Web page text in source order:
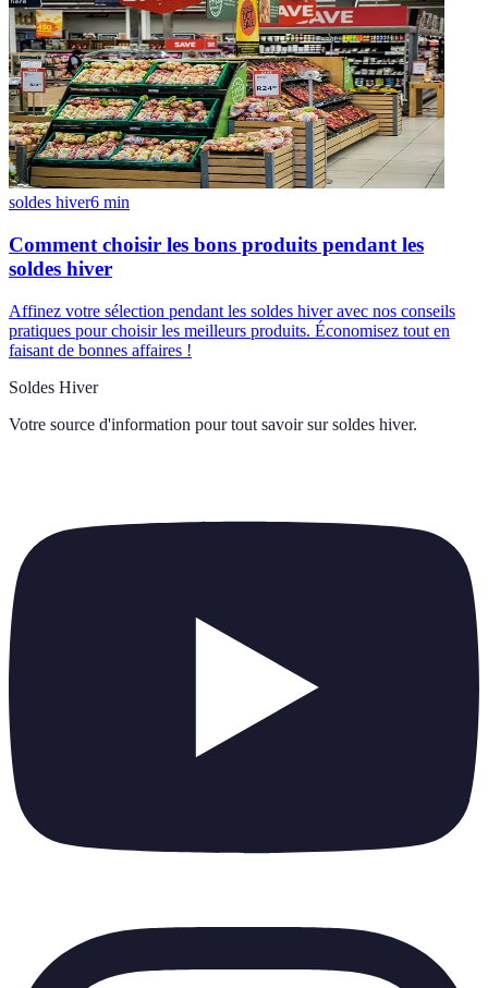
soldes hiver6 min
Comment choisir les bons produits pendant les
soldes hiver
Affinez votre sélection pendant les soldes hiver avec nos conseils
pratiques pour choisir les meilleurs produits. Économisez tout en
faisant de bonnes affaires !
Soldes Hiver
Votre source d'information pour tout savoir sur soldes hiver.